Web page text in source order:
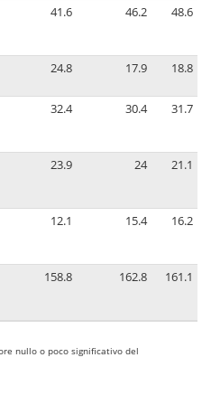
41.6 46.2 48.6
24.8 17.9 18.8
32.4 30.4 31.7
23.9 24 21.1
12.1 15.4 16.2
158.8 162.8 161.1
nullo o poco significativo del